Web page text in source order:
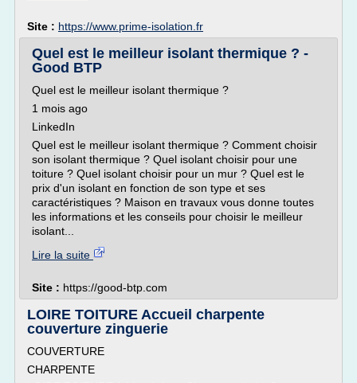
Site : https://www.prime-isolation.fr
Quel est le meilleur isolant thermique ? -
Good BTP
Quel est le meilleur isolant thermique ?
1 mois ago
LinkedIn
Quel est le meilleur isolant thermique ? Comment choisir
son isolant thermique ? Quel isolant choisir pour une
toiture ? Quel isolant choisir pour un mur ? Quel est le
prix d'un isolant en fonction de son type et ses
caractéristiques ? Maison en travaux vous donne toutes
les informations et les conseils pour choisir le meilleur
isolant...
Lire la suite
Site : https://good-btp.com
LOIRE TOITURE Accueil charpente
couverture zinguerie
COUVERTURE
CHARPENTE